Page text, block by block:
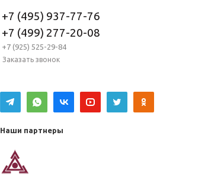
+7 (495) 937-77-76
+7 (499) 277-20-08
+7 (925) 525-29-84
Заказать звонок
Наши партнеры